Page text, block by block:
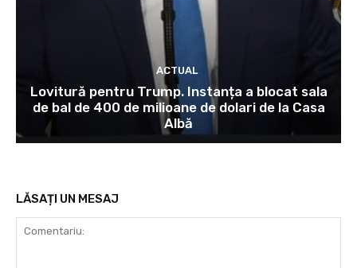
ACTUAL
Lovitură pentru Trump. Instanța a blocat sala
de bal de 400 de milioane de dolari de la Casa
Albă
LĂSAȚI UN MESAJ